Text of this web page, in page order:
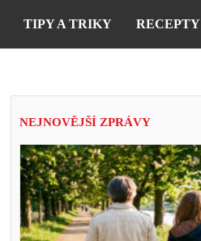
TIPY A TRIKY RECEPTY
NEJNOVĚJŠÍ ZPRÁVY